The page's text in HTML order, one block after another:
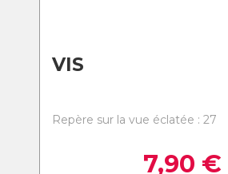
VIS
Repère sur la vue éclatée : 27
7,90 €